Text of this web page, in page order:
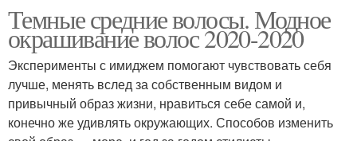
Темные средние волосы. Модное
окрашивание волос 2020-2020
Эксперименты с имиджем помогают чувствовать себя
лучше, менять вслед за собственным видом и
привычный образ жизни, нравиться себе самой и,
конечно же удивлять окружающих. Способов изменить